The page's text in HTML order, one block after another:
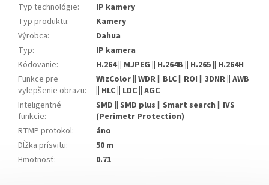
Typ technológie:
IP kamery
Typ produktu:
Kamery
Výrobca:
Dahua
Typ:
IP kamera
Kódovanie:
H.264 || MJPEG || H.264B || H.265 || H.264H
Funkce pre
vylepšenie obrazu:
WizColor || WDR || BLC || ROI || 3DNR || AWB
|| HLC || LDC || AGC
Inteligentné
funkcie:
SMD || SMD plus || Smart search || IVS
(Perimetr Protection)
RTMP protokol:
áno
Dĺžka prísvitu:
50 m
Hmotnosť: 0.71